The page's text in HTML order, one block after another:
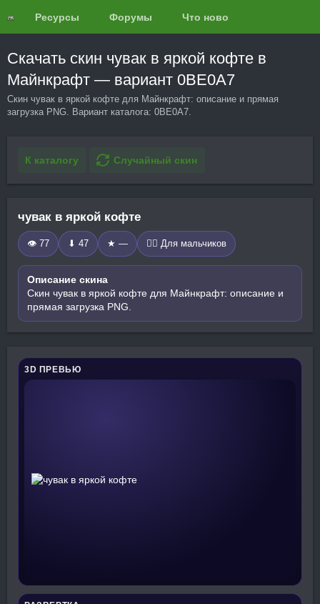
Ресурсы Форумы Что нового?
Скачать скин чувак в яркой кофте в
Майнкрафт — вариант 0BE0A7
Скин чувак в яркой кофте для Майнкрафт: описание и прямая
загрузка PNG. Вариант каталога: 0BE0A7.
К каталогу Случайный скин
чувак в яркой кофте
👁 77 ⬇ 47 ★ — 🧍‍♂️ Для мальчиков
Описание скина
Скин чувак в яркой кофте для Майнкрафт: описание и
прямая загрузка PNG.
3D ПРЕВЬЮ